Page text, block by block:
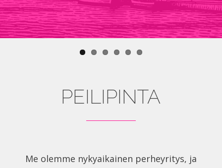
PEILIPINTA
Me olemme nykyaikainen perheyritys, ja